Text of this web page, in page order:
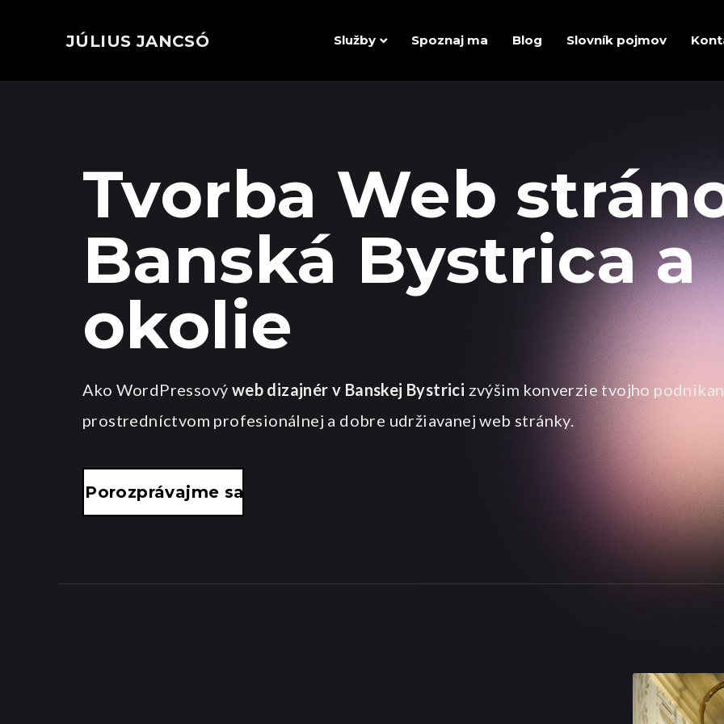
JÚLIUS JANCSÓ Služby Spoznaj ma Blog Slovník pojmov
Tvorba Web
Banská Bystrica a
okolie
Ako WordPressový web dizajnér v Banskej Bystrici zvýšim konverzie tvojho
prostredníctvom profesionálnej a dobre udržiavanej web stránky.
Porozprávajme sa